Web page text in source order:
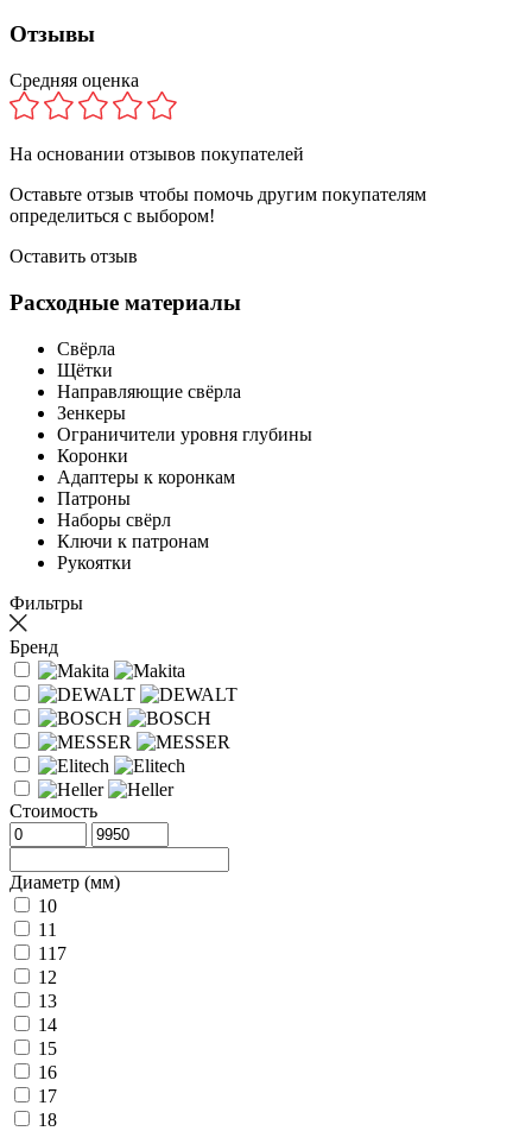
Отзывы
Средняя оценка
На основании отзывов покупателей
Оставьте отзыв чтобы помочь другим покупателям
определиться с выбором!
Оставить отзыв
Расходные материалы
Свёрла
Щётки
Направляющие свёрла
Зенкеры
Ограничители уровня глубины
Коронки
Адаптеры к коронкам
Патроны
Наборы свёрл
Ключи к патронам
Рукоятки
Фильтры
Бренд
Стоимость
Диаметр (мм)
10
11
117
12
13
14
15
16
17
18